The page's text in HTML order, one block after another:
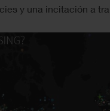
y una incitación a